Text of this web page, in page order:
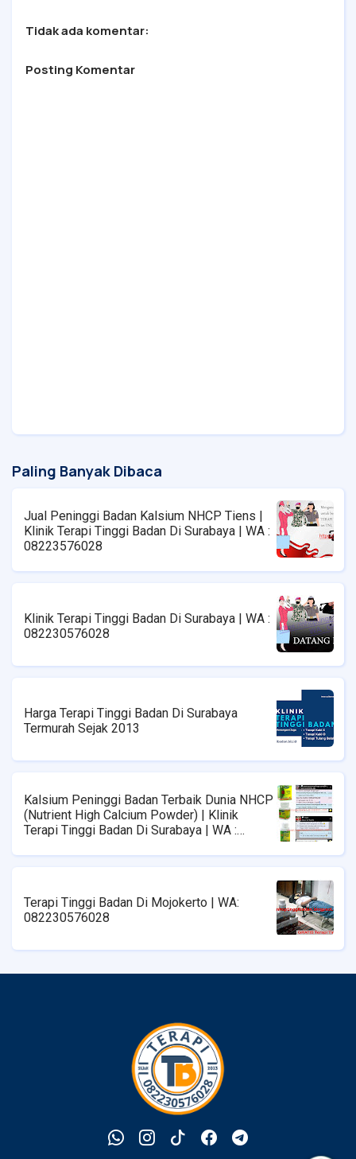
Tidak ada komentar:
Posting Komentar
Paling Banyak Dibaca
Jual Peninggi Badan Kalsium NHCP Tiens |
Klinik Terapi Tinggi Badan Di Surabaya | WA :
08223576028
Klinik Terapi Tinggi Badan Di Surabaya | WA :
082230576028
Harga Terapi Tinggi Badan Di Surabaya
Termurah Sejak 2013
Kalsium Peninggi Badan Terbaik Dunia NHCP
(Nutrient High Calcium Powder) | Klinik
Terapi Tinggi Badan Di Surabaya | WA :
Terapi Tinggi Badan Di Mojokerto | WA:
082230576028